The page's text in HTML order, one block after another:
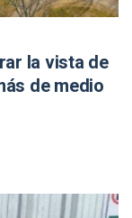
la vista de
de medio